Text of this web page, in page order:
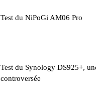
Test du NiPoGi AM06 Pro
Test du Synology DS925+,
controversée